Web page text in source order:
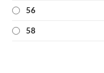
56
58